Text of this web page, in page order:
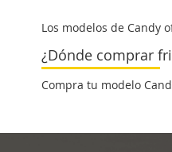
Los modelos de Candy
¿Dónde comprar
Compra tu modelo